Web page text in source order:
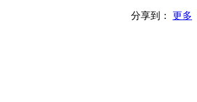
分享到：
更多